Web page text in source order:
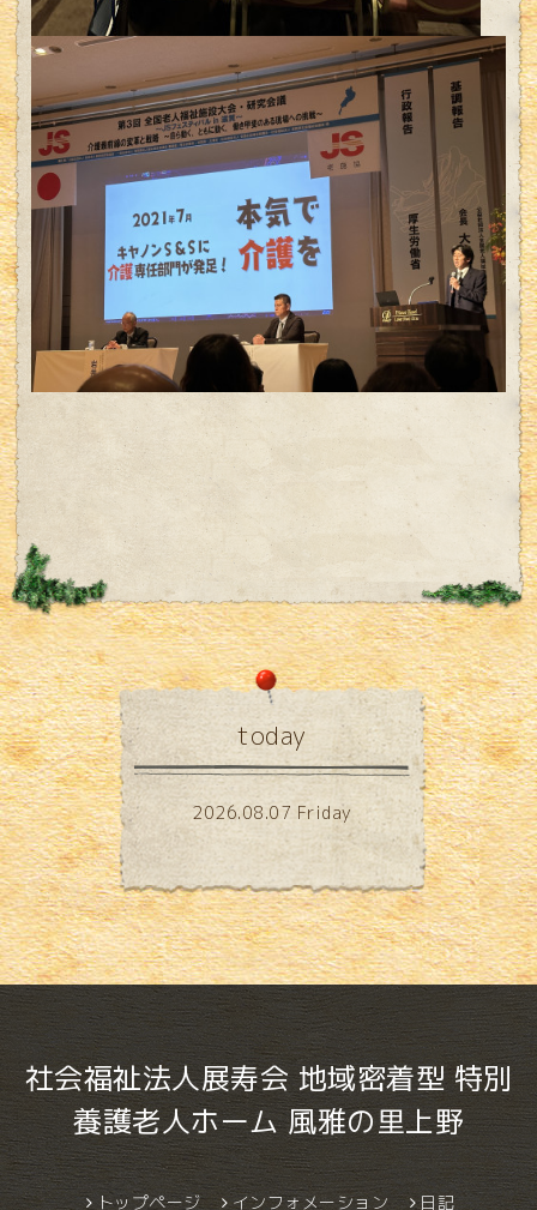
today
2026.08.07 Friday
社会福祉法人展寿会 地域密着型 特別
養護老人ホーム 風雅の里上野
トップページ インフォメーション 日記